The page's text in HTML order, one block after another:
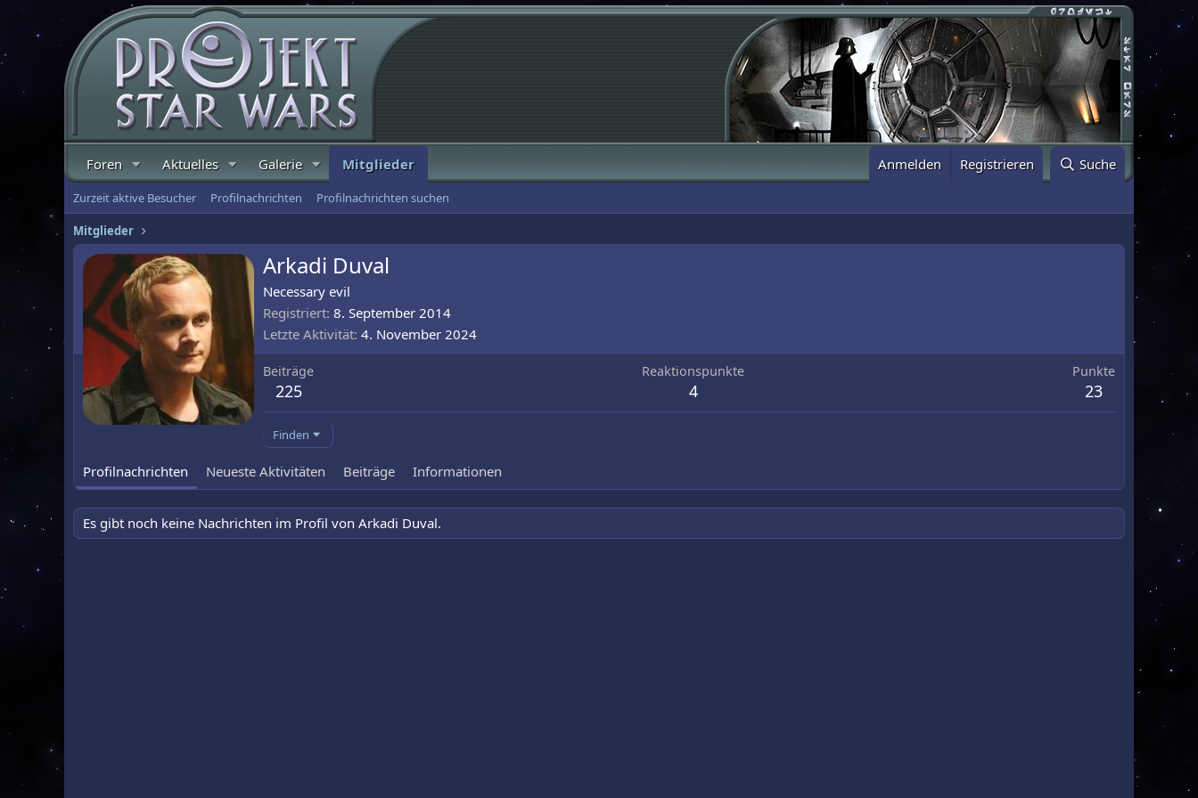
Foren Aktuelles Galerie Mitglieder Anmelden Registrieren Suche
Zurzeit aktive Besucher Profilnachrichten Profilnachrichten suchen
Mitglieder
Arkadi Duval
Necessary evil
Registriert 8. September 2014
Letzte Aktivität 4. November 2024
Beiträge
225
Reaktionspunkte
4
Punkte
23
Finden
Profilnachrichten Neueste Aktivitäten Beiträge Informationen
Es gibt noch keine Nachrichten im Profil von Arkadi Duval.